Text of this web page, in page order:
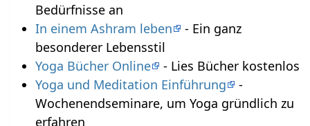
Bedürfnisse an
In einem Ashram leben
- Ein ganz
besonderer Lebensstil
Yoga Bücher Online
- Lies Bücher kostenlos
Yoga und Meditation Einführung
-
Wochenendseminare, um Yoga gründlich zu
erfahren